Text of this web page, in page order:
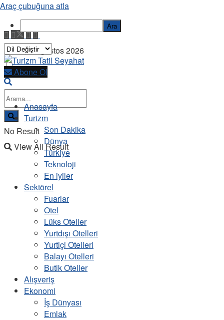
Pazar, 9 Ağustos 2026
No Result
View All Result
Abone Ol
Anasayfa
Turizm
Son Dakika
Dünya
Türkiye
Teknoloji
En iyiler
Sektörel
Fuarlar
Otel
Lüks Oteller
Yurtdışı Otelleri
Yurtiçi Otelleri
Balayı Otelleri
Butik Oteller
Alışveriş
Ekonomi
İş Dünyası
Emlak
Araç çubuğuna atla
Ara